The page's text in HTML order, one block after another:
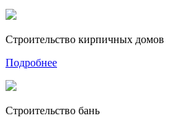
Строительство кирпичных домов
Подробнее
Строительство бань